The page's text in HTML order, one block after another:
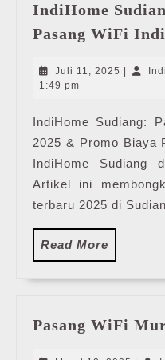
IndiHome
Pasang WiFi
Juli 11, 2025 Juli
1:49 pm
IndiHome Sudiang:
2025 & Promo Biaya
IndiHome Sudiang
Artikel ini
terbaru 2025 di
Read More
More
Pasang WiFi